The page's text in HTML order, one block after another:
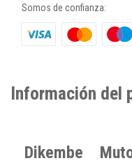
Somos de confianza:
Información del
Dikembe